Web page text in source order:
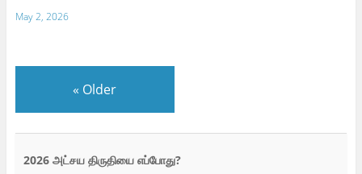
May 2, 2026
« Older
2026 அட்சய திருதியை எப்போது?